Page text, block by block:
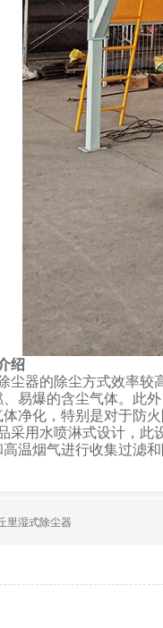
绍
尘器的除尘方式效率较
易爆的含尘气体。此
净化，特别是对于防
采用水喷淋式设计，此
温烟气进行收集过滤
里湿式除尘器